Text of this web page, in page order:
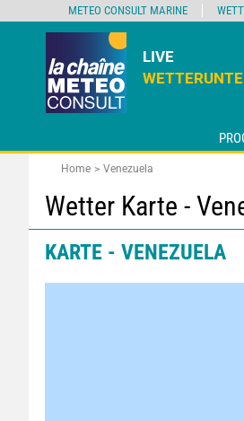
LIVE
Home Venezuela
Wetter Karte -
KARTE - VENEZUELA
METEO CONSULT MARINE